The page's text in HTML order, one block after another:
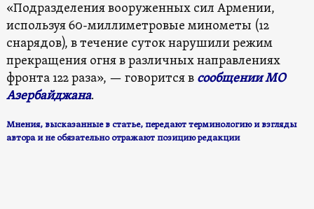
«Подразделения вооруженных сил Армении,
используя 60-миллиметровые минометы (12
снарядов), в течение суток нарушили режим
прекращения огня в различных направлениях
фронта 122 раза», — говорится в сообщении МО
Азербайджана.
Мнения, высказанные в статье, передают терминологию и взгляды
авторa и не обязательно отражают позицию редакции